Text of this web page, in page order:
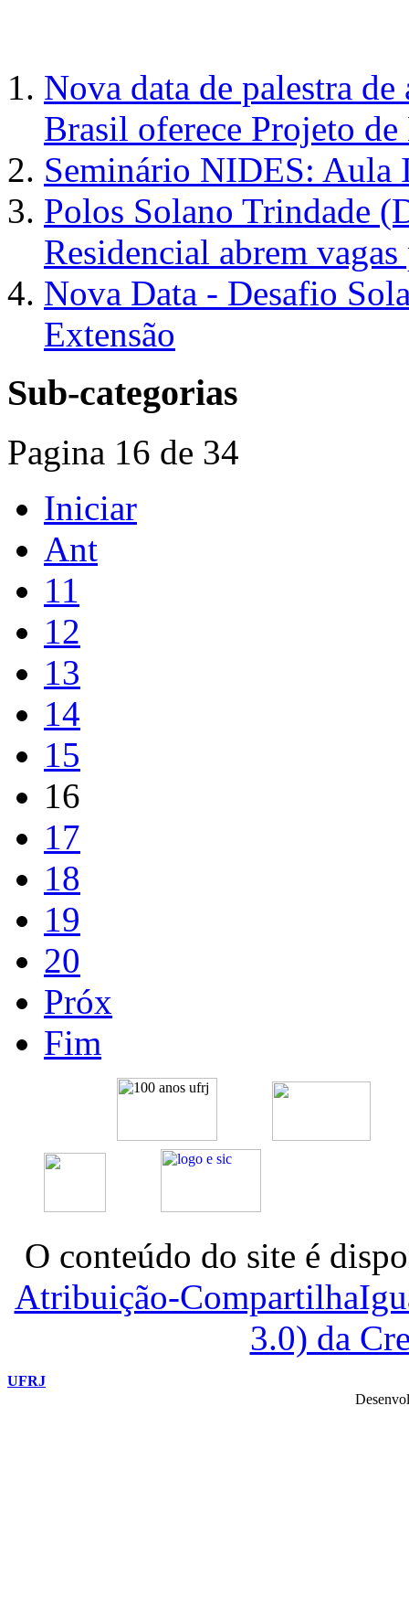
Nova data de palestra
Brasil oferece Projeto de
Seminário NIDES: Aula
Polos Solano Trindade
Residencial abrem vagas
Nova Data - Desafio
Extensão
Sub-categorias
Pagina 16 de 34
Iniciar
Ant
11
12
13
14
15
16
17
18
19
20
Próx
Fim
O conteúdo do site é
Atribuição-
3.0) da
UFRJ